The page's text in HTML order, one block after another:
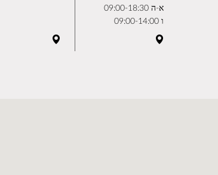
א-ה 09:00-18:30
ו 09:00-14:00